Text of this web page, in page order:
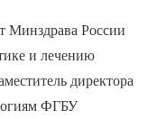
Минздрава России
и лечению
директора
ФГБУ